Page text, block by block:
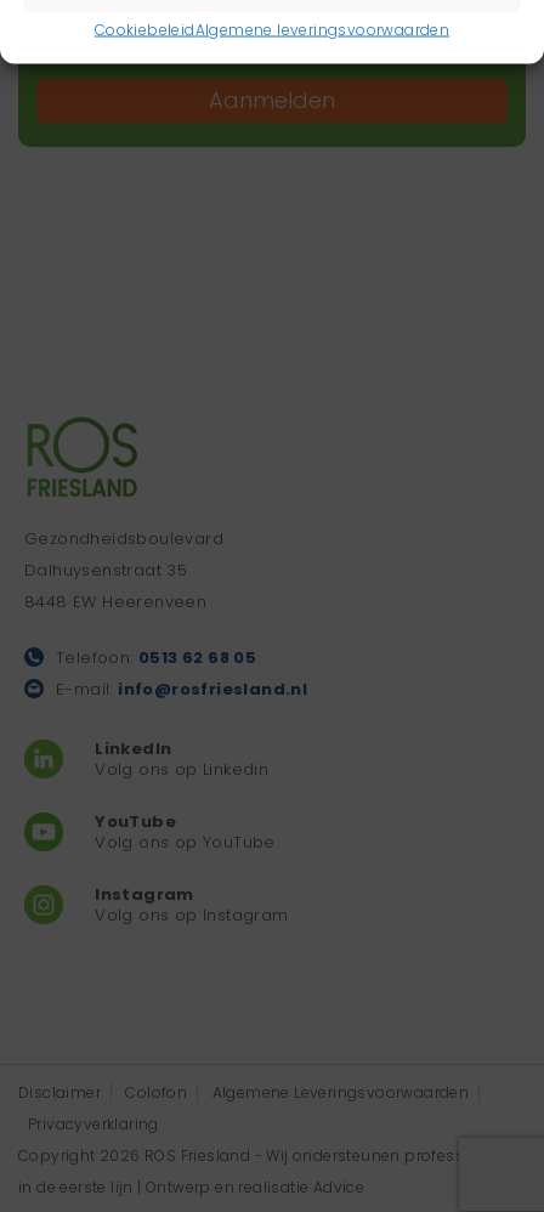
CookiebeleidAlgemene leveringsvoorwaarden
Aanmelden
Gezondheidsboulevard
Dalhuysenstraat 35
8448 EW Heerenveen
Telefoon: 0513 62 68 05
E-mail: info@rosfriesland.nl
LinkedIn
Volg ons op Linkedin
YouTube
Volg ons op YouTube
Instagram
Volg ons op Instagram
Disclaimer Colofon
Algemene Leveringsvoorwaarden
Privacyverklaring
Copyright 2026 ROS Friesland - Wij ondersteunen professionals
in de eerste lijn | Ontwerp en realisatie Advice